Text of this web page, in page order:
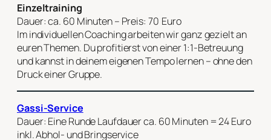
Einzeltraining
Dauer: ca. 60 Minuten – Preis: 70 Euro
Im individuellen Coaching arbeiten wir ganz gezielt an
euren Themen. Du profitierst von einer 1:1-Betreuung
und kannst in deinem eigenen Tempo lernen – ohne den
Druck einer Gruppe.
Gassi-Service
Dauer: Eine Runde Laufdauer ca. 60 Minuten = 24 Euro
inkl. Abhol- und Bringservice